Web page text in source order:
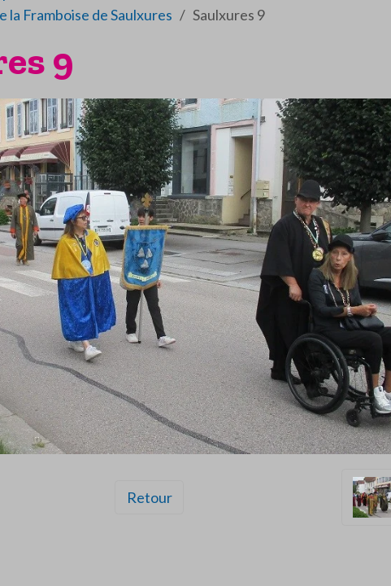
la Framboise de Saulxures
Saulxures 9
9
Retour